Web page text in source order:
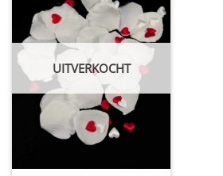
aan
wenslijst
UITVERKOCHT